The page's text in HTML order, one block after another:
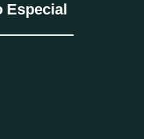
Especial